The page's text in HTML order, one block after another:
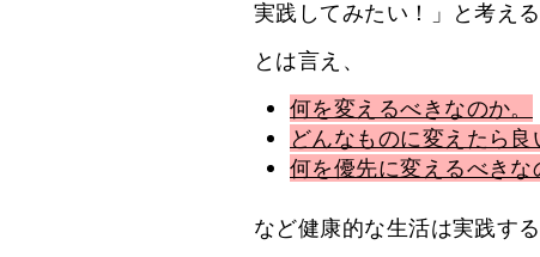
実践してみたい！」と考え
とは言え、
何を変えるべきなのか。
どんなものに変えたら良
何を優先に変えるべきな
など健康的な生活は実践す